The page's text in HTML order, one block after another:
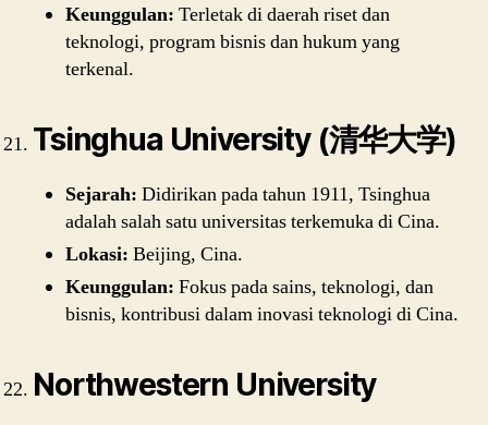
Keunggulan: Terletak di daerah riset dan
teknologi, program bisnis dan hukum yang
terkenal.
Tsinghua University (清华大学)
Sejarah: Didirikan pada tahun 1911, Tsinghua
adalah salah satu universitas terkemuka di Cina.
Lokasi: Beijing, Cina.
Keunggulan: Fokus pada sains, teknologi, dan
bisnis, kontribusi dalam inovasi teknologi di Cina.
Northwestern University